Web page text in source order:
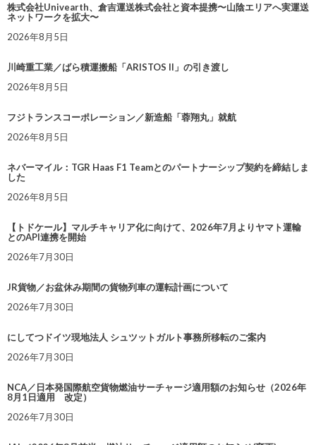
株式会社Univearth、倉吉運送株式会社と資本提携〜山陰エリアへ実運送
ネットワークを拡大〜
2026年8月5日
川崎重工業／ばら積運搬船「ARISTOS II」の引き渡し
2026年8月5日
フジトランスコーポレーション／新造船「蓉翔丸」就航
2026年8月5日
ネバーマイル：TGR Haas F1 Teamとのパートナーシップ契約を締結しま
した
2026年8月5日
【トドケール】マルチキャリア化に向けて、2026年7月よりヤマト運輸
とのAPI連携を開始
2026年7月30日
JR貨物／お盆休み期間の貨物列車の運転計画について
2026年7月30日
にしてつドイツ現地法人 シュツットガルト事務所移転のご案内
2026年7月30日
NCA／日本発国際航空貨物燃油サーチャージ適用額のお知らせ（2026年
8月1日適用 改定）
2026年7月30日